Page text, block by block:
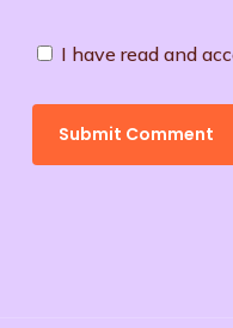
I have read and